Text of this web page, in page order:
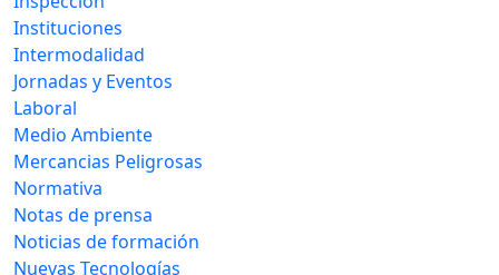
Instituciones
Intermodalidad
Jornadas y Eventos
Laboral
Medio Ambiente
Mercancias Peligrosas
Normativa
Notas de prensa
Noticias de formación
Nuevas Tecnologías